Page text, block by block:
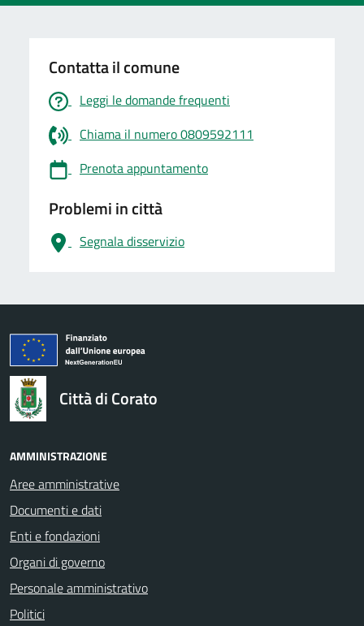
Contatta il comune
Leggi le domande frequenti
Chiama il numero 0809592111
Prenota appuntamento
Problemi in città
Segnala disservizio
logo Unione Europea
Città di Corato
AMMINISTRAZIONE
Aree amministrative
Documenti e dati
Enti e fondazioni
Organi di governo
Personale amministrativo
Politici